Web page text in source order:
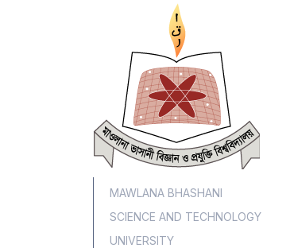
MAWLANA BHASHANI
SCIENCE AND TECHNOLOGY
UNIVERSITY